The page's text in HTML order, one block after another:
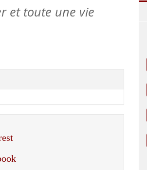
et toute une vie